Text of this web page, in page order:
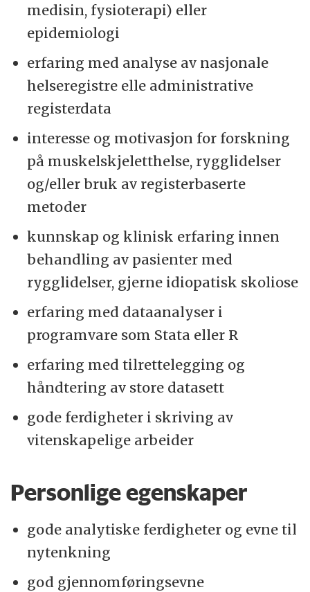
medisin, fysioterapi) eller
epidemiologi
erfaring med analyse av nasjonale
helseregistre elle administrative
registerdata
interesse og motivasjon for forskning
på muskelskjeletthelse, rygglidelser
og/eller bruk av registerbaserte
metoder
kunnskap og klinisk erfaring innen
behandling av pasienter med
rygglidelser, gjerne idiopatisk skoliose
erfaring med dataanalyser i
programvare som Stata eller R
erfaring med tilrettelegging og
håndtering av store datasett
gode ferdigheter i skriving av
vitenskapelige arbeider
Personlige egenskaper
gode analytiske ferdigheter og evne til
nytenkning
god gjennomføringsevne